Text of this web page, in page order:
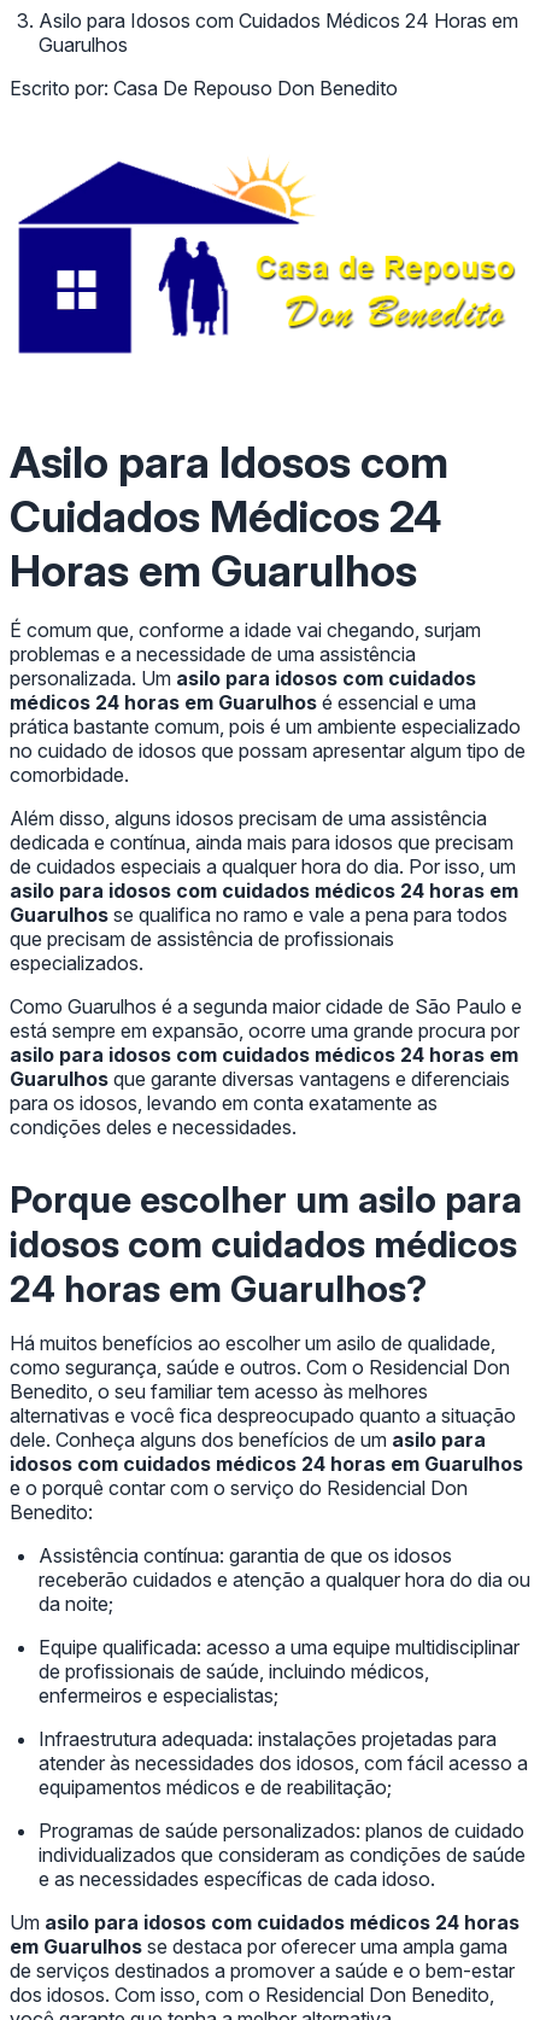
Asilo para Idosos com Cuidados Médicos 24 Horas em
Guarulhos
Escrito por: Casa De Repouso Don Benedito
Asilo para Idosos com
Cuidados Médicos 24
Horas em Guarulhos
É comum que, conforme a idade vai chegando, surjam
problemas e a necessidade de uma assistência
personalizada. Um asilo para idosos com cuidados
médicos 24 horas em Guarulhos é essencial e uma
prática bastante comum, pois é um ambiente especializado
no cuidado de idosos que possam apresentar algum tipo de
comorbidade.
Além disso, alguns idosos precisam de uma assistência
dedicada e contínua, ainda mais para idosos que precisam
de cuidados especiais a qualquer hora do dia. Por isso, um
asilo para idosos com cuidados médicos 24 horas em
Guarulhos se qualifica no ramo e vale a pena para todos
que precisam de assistência de profissionais
especializados.
Como Guarulhos é a segunda maior cidade de São Paulo e
está sempre em expansão, ocorre uma grande procura por
asilo para idosos com cuidados médicos 24 horas em
Guarulhos que garante diversas vantagens e diferenciais
para os idosos, levando em conta exatamente as
condições deles e necessidades.
Porque escolher um asilo para
idosos com cuidados médicos
24 horas em Guarulhos?
Há muitos benefícios ao escolher um asilo de qualidade,
como segurança, saúde e outros. Com o Residencial Don
Benedito, o seu familiar tem acesso às melhores
alternativas e você fica despreocupado quanto a situação
dele. Conheça alguns dos benefícios de um asilo para
idosos com cuidados médicos 24 horas em Guarulhos
e o porquê contar com o serviço do Residencial Don
Benedito:
Assistência contínua: garantia de que os idosos
receberão cuidados e atenção a qualquer hora do dia ou
da noite;
Equipe qualificada: acesso a uma equipe multidisciplinar
de profissionais de saúde, incluindo médicos,
enfermeiros e especialistas;
Infraestrutura adequada: instalações projetadas para
atender às necessidades dos idosos, com fácil acesso a
equipamentos médicos e de reabilitação;
Programas de saúde personalizados: planos de cuidado
individualizados que consideram as condições de saúde
e as necessidades específicas de cada idoso.
Um asilo para idosos com cuidados médicos 24 horas
em Guarulhos se destaca por oferecer uma ampla gama
de serviços destinados a promover a saúde e o bem-estar
dos idosos. Com isso, com o Residencial Don Benedito,